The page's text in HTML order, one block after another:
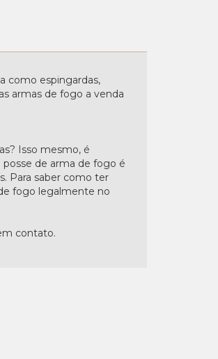
como espingardas,
armas de fogo a venda
Isso mesmo, é
posse de arma de fogo é
Para saber como ter
fogo legalmente no
contato.